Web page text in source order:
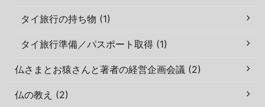
タイ旅行の持ち物 (1)
タイ旅行準備／パスポート取得 (1)
仏さまとお猿さんと著者の経営企画会議 (2)
仏の教え (2)